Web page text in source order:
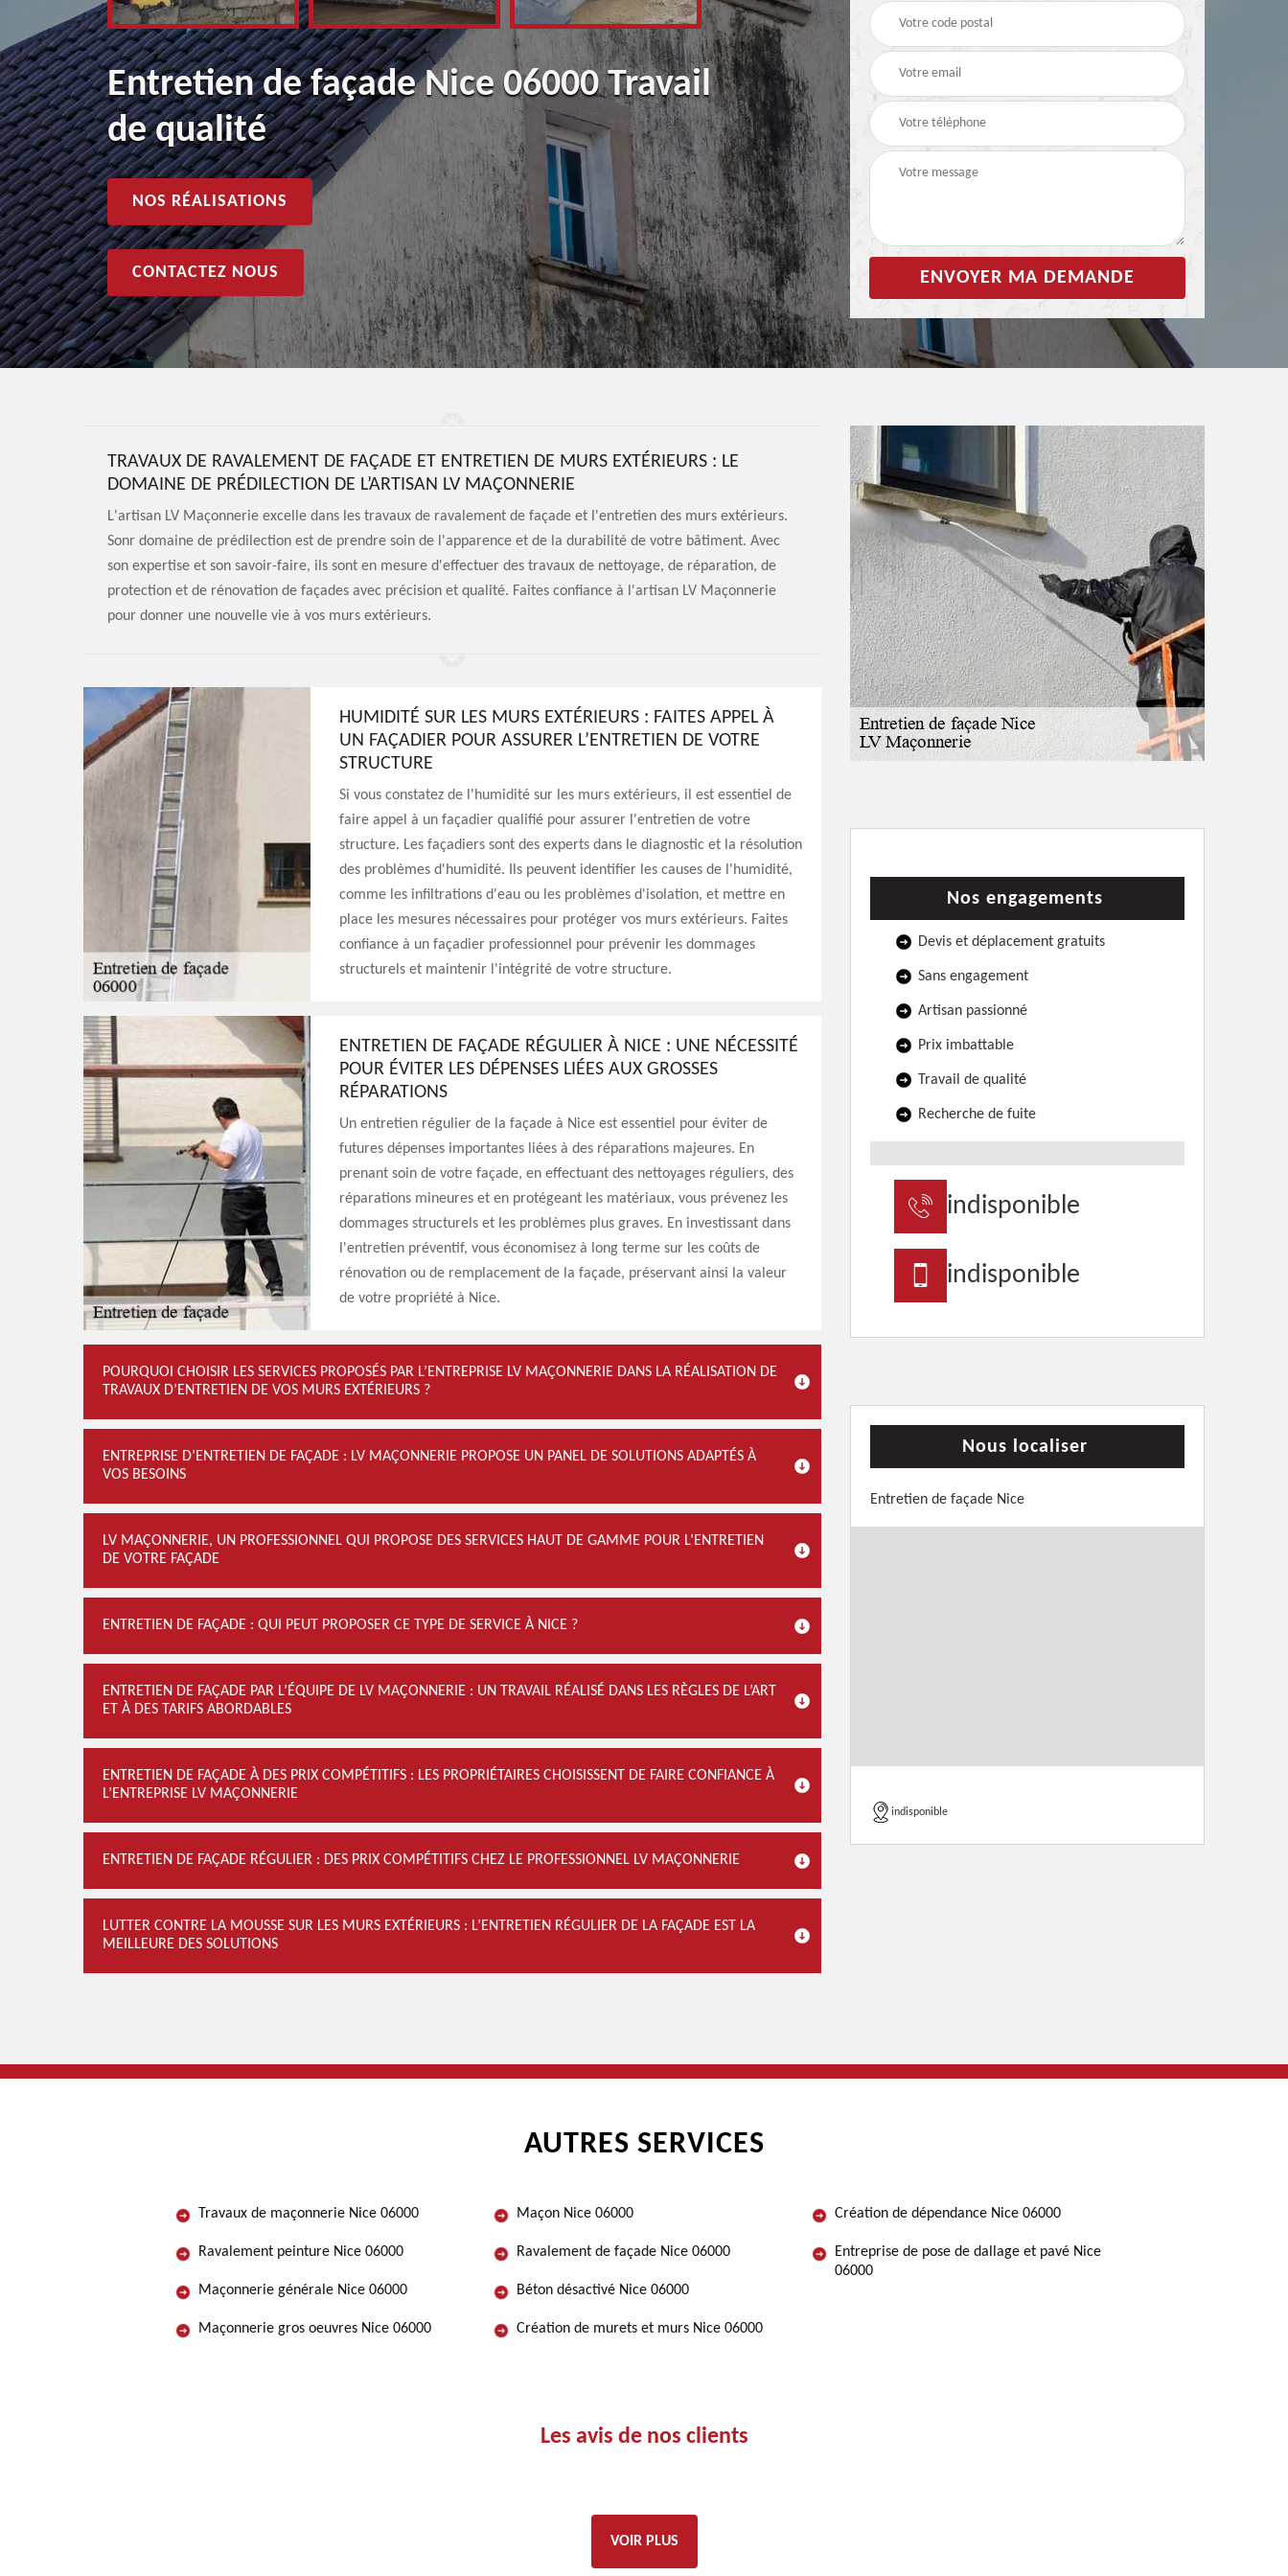
Entretien de façade Nice 06000 Travail
de qualité
NOS RÉALISATIONS
CONTACTEZ NOUS
TRAVAUX DE RAVALEMENT DE FAÇADE ET ENTRETIEN DE MURS EXTÉRIEURS : LE
DOMAINE DE PRÉDILECTION DE L’ARTISAN LV MAÇONNERIE
L'artisan LV Maçonnerie excelle dans les travaux de ravalement de façade et l'entretien des murs extérieurs.
Sonr domaine de prédilection est de prendre soin de l'apparence et de la durabilité de votre bâtiment. Avec
son expertise et son savoir-faire, ils sont en mesure d'effectuer des travaux de nettoyage, de réparation, de
protection et de rénovation de façades avec précision et qualité. Faites confiance à l'artisan LV Maçonnerie
pour donner une nouvelle vie à vos murs extérieurs.
HUMIDITÉ SUR LES MURS EXTÉRIEURS : FAITES APPEL À
UN FAÇADIER POUR ASSURER L’ENTRETIEN DE VOTRE
STRUCTURE
Si vous constatez de l'humidité sur les murs extérieurs, il est essentiel de
faire appel à un façadier qualifié pour assurer l'entretien de votre
structure. Les façadiers sont des experts dans le diagnostic et la résolution
des problèmes d'humidité. Ils peuvent identifier les causes de l'humidité,
comme les infiltrations d'eau ou les problèmes d'isolation, et mettre en
place les mesures nécessaires pour protéger vos murs extérieurs. Faites
confiance à un façadier professionnel pour prévenir les dommages
structurels et maintenir l'intégrité de votre structure.
ENTRETIEN DE FAÇADE RÉGULIER À NICE : UNE NÉCESSITÉ
POUR ÉVITER LES DÉPENSES LIÉES AUX GROSSES
RÉPARATIONS
Un entretien régulier de la façade à Nice est essentiel pour éviter de
futures dépenses importantes liées à des réparations majeures. En
prenant soin de votre façade, en effectuant des nettoyages réguliers, des
réparations mineures et en protégeant les matériaux, vous prévenez les
dommages structurels et les problèmes plus graves. En investissant dans
l'entretien préventif, vous économisez à long terme sur les coûts de
rénovation ou de remplacement de la façade, préservant ainsi la valeur
de votre propriété à Nice.
POURQUOI CHOISIR LES SERVICES PROPOSÉS PAR L’ENTREPRISE LV MAÇONNERIE DANS LA RÉALISATION DE
TRAVAUX D’ENTRETIEN DE VOS MURS EXTÉRIEURS ?
ENTREPRISE D’ENTRETIEN DE FAÇADE : LV MAÇONNERIE PROPOSE UN PANEL DE SOLUTIONS ADAPTÉS À
VOS BESOINS
LV MAÇONNERIE, UN PROFESSIONNEL QUI PROPOSE DES SERVICES HAUT DE GAMME POUR L’ENTRETIEN
DE VOTRE FAÇADE
ENTRETIEN DE FAÇADE : QUI PEUT PROPOSER CE TYPE DE SERVICE À NICE ?
ENTRETIEN DE FAÇADE PAR L’ÉQUIPE DE LV MAÇONNERIE : UN TRAVAIL RÉALISÉ DANS LES RÈGLES DE L’ART
ET À DES TARIFS ABORDABLES
ENTRETIEN DE FAÇADE À DES PRIX COMPÉTITIFS : LES PROPRIÉTAIRES CHOISISSENT DE FAIRE CONFIANCE À
L’ENTREPRISE LV MAÇONNERIE
ENTRETIEN DE FAÇADE RÉGULIER : DES PRIX COMPÉTITIFS CHEZ LE PROFESSIONNEL LV MAÇONNERIE
LUTTER CONTRE LA MOUSSE SUR LES MURS EXTÉRIEURS : L’ENTRETIEN RÉGULIER DE LA FAÇADE EST LA
MEILLEURE DES SOLUTIONS
Nos engagements
Devis et déplacement gratuits
Sans engagement
Artisan passionné
Prix imbattable
Travail de qualité
Recherche de fuite
indisponible
indisponible
Nous localiser
Entretien de façade Nice
indisponible
AUTRES SERVICES
Travaux de maçonnerie Nice 06000
Ravalement peinture Nice 06000
Maçonnerie générale Nice 06000
Maçonnerie gros oeuvres Nice 06000
Maçon Nice 06000
Ravalement de façade Nice 06000
Béton désactivé Nice 06000
Création de murets et murs Nice 06000
Création de dépendance Nice 06000
Entreprise de pose de dallage et pavé Nice
06000
Les avis de nos clients
VOIR PLUS